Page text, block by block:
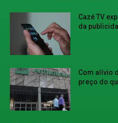
Cazé TV
da
Com alívio
preço do